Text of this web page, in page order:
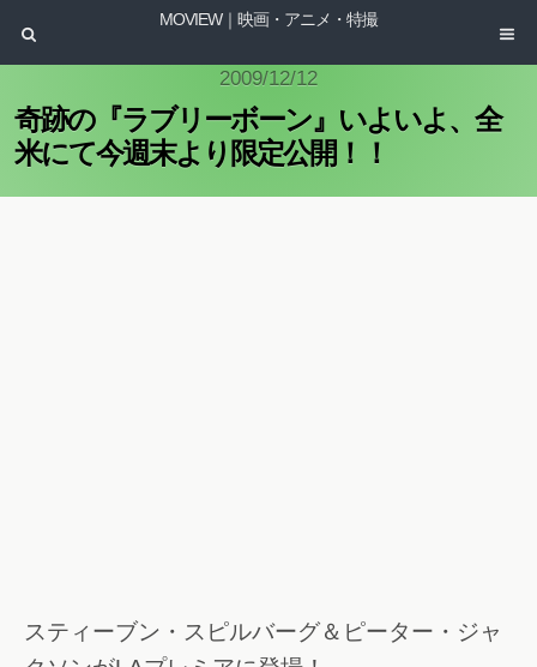
MOVIEW｜映画・アニメ・特撮
2009/12/12
奇跡の『ラブリーボーン』いよいよ、全
米にて今週末より限定公開！！
スティーブン・スピルバーグ＆ピーター・ジャ